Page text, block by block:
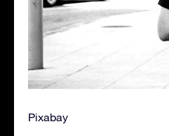
Pixabay